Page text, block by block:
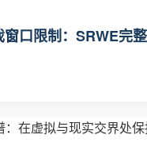
口限制：SRWE完